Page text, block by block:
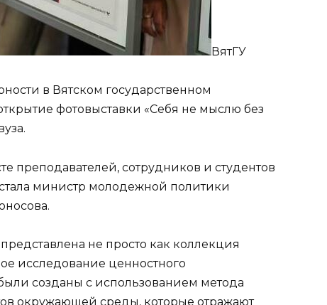
ВятГУ
в Вятском государственном
фотовыставки «Себя не мыслю без
преподавателей, сотрудников и студентов
министр молодежной политики
не просто как коллекция
исследование ценностного
созданы с использованием метода
окружающей среды, которые отражают